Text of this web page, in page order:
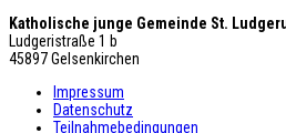
Katholische junge Gemeinde St.
Ludgeristraße 1 b
45897 Gelsenkirchen
Impressum
Datenschutz
Teilnahmebedingungen